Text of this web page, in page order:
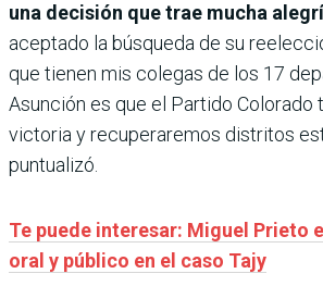
una decisión que trae mucha
aceptado la búsqueda de su
que tienen mis colegas de los 17
Asunción es que el Partido Colorado
victoria y recuperaremos distritos
puntualizó.
Te puede interesar: Miguel Prieto
oral y público en el caso Tajy